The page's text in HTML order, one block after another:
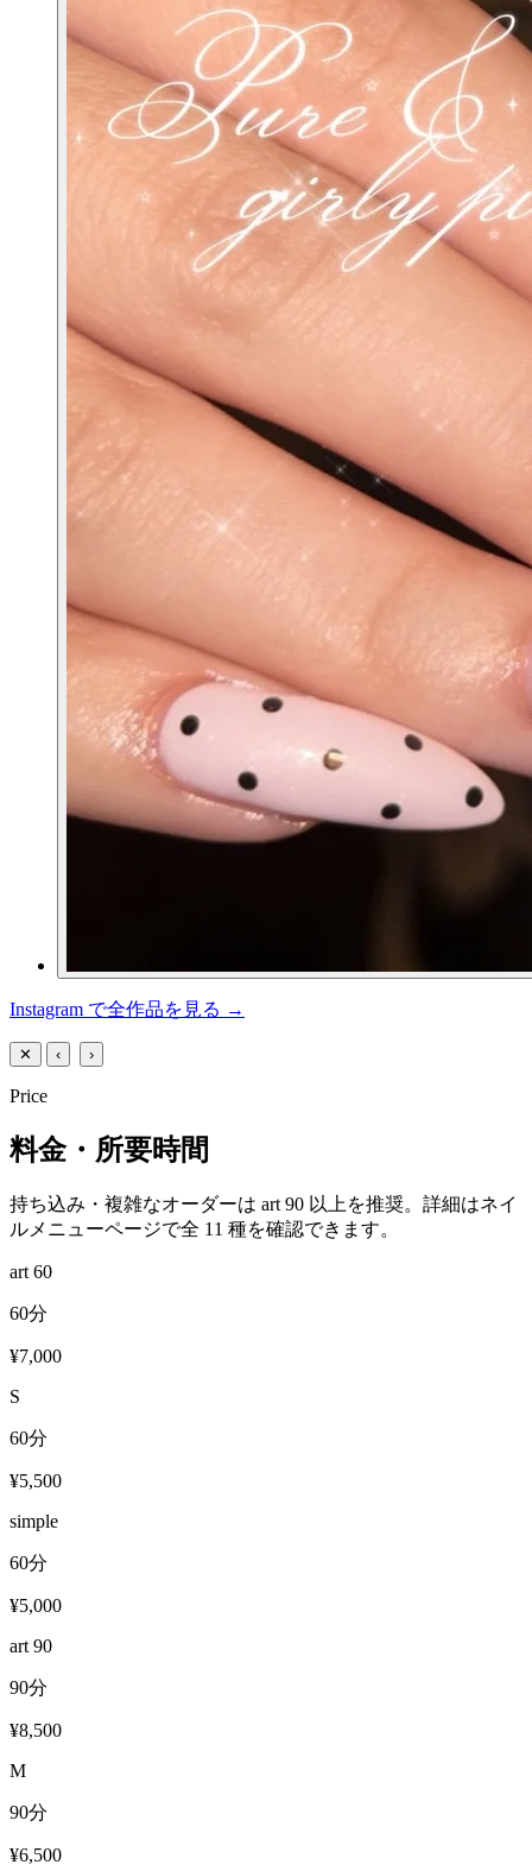
Instagram で全作品を見る →
✕ ‹ ›
Price
料金・所要時間
持ち込み・複雑なオーダーは art 90 以上を推奨。詳細はネイ
ルメニューページで全 11 種を確認できます。
art 60
60分
¥7,000
S
60分
¥5,500
simple
60分
¥5,000
art 90
90分
¥8,500
M
90分
¥6,500